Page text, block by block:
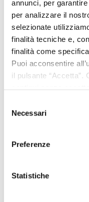
annunci, per
per analizzare il
selezionate
finalità tecniche e,
finalità come
Puoi acconsentire
il pulsante “Accetta”.
delNecessari
Preferenze
Statistiche
Musicanti di Grema